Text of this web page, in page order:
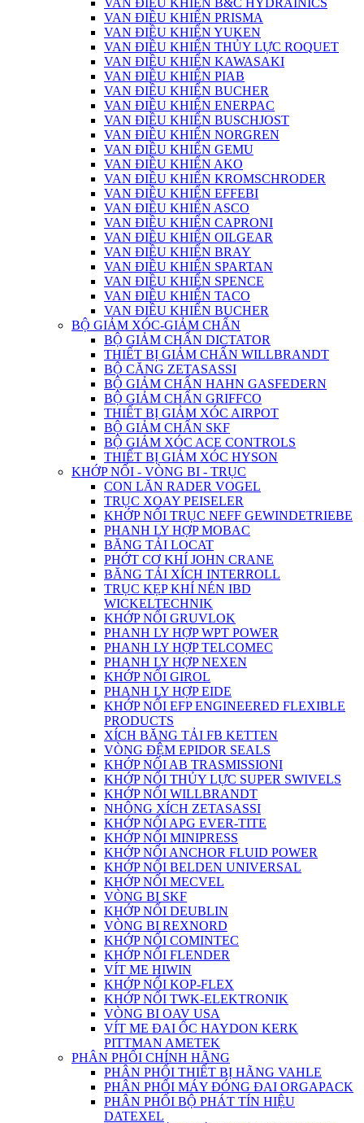
VAN ĐIỀU KHIỂN B&C HYDRAINICS
VAN ĐIỀU KHIỂN PRISMA
VAN ĐIỀU KHIỂN YUKEN
VAN ĐIỀU KHIỂN THỦY LỰC ROQUET
VAN ĐIỀU KHIỂN KAWASAKI
VAN ĐIỀU KHIỂN PIAB
VAN ĐIỀU KHIỂN BUCHER
VAN ĐIỀU KHIỂN ENERPAC
VAN ĐIỀU KHIỂN BUSCHJOST
VAN ĐIỀU KHIỂN NORGREN
VAN ĐIỀU KHIỂN GEMU
VAN ĐIỀU KHIỂN AKO
VAN ĐIỀU KHIỂN KROMSCHRODER
VAN ĐIỀU KHIỂN EFFEBI
VAN ĐIỀU KHIỂN ASCO
VAN ĐIỀU KHIỂN CAPRONI
VAN ĐIỀU KHIỂN OILGEAR
VAN ĐIỀU KHIỂN BRAY
VAN ĐIỀU KHIỂN SPARTAN
VAN ĐIỀU KHIỂN SPENCE
VAN ĐIỀU KHIỂN TACO
VAN ĐIỀU KHIỂN BUCHER
BỘ GIẢM XÓC-GIẢM CHẤN
BỘ GIẢM CHẤN DICTATOR
THIẾT BỊ GIẢM CHẤN WILLBRANDT
BỘ CĂNG ZETASASSI
BỘ GIẢM CHẤN HAHN GASFEDERN
BỘ GIẢM CHẤN GRIFFCO
THIẾT BỊ GIẢM XÓC AIRPOT
BỘ GIẢM CHẤN SKF
BỘ GIẢM XÓC ACE CONTROLS
THIẾT BỊ GIẢM XÓC HYSON
KHỚP NỐI - VÒNG BI - TRỤC
CON LĂN RADER VOGEL
TRỤC XOAY PEISELER
KHỚP NỐI TRỤC NEFF GEWINDETRIEBE
PHANH LY HỢP MOBAC
BĂNG TẢI LOCAT
PHỚT CƠ KHÍ JOHN CRANE
BĂNG TẢI XÍCH INTERROLL
TRỤC KẸP KHÍ NÉN IBD
WICKELTECHNIK
KHỚP NỐI GRUVLOK
PHANH LY HỢP WPT POWER
PHANH LY HỢP TELCOMEC
PHANH LY HỢP NEXEN
KHỚP NỐI GIROL
PHANH LY HỢP EIDE
KHỚP NỐI EFP ENGINEERED FLEXIBLE
PRODUCTS
XÍCH BĂNG TẢI FB KETTEN
VÒNG ĐỆM EPIDOR SEALS
KHỚP NỐI AB TRASMISSIONI
KHỚP NỐI THỦY LỰC SUPER SWIVELS
KHỚP NỐI WILLBRANDT
NHÔNG XÍCH ZETASASSI
KHỚP NỐI APG EVER-TITE
KHỚP NỐI MINIPRESS
KHỚP NỐI ANCHOR FLUID POWER
KHỚP NỐI BELDEN UNIVERSAL
KHỚP NỐI MECVEL
VÒNG BI SKF
KHỚP NỐI DEUBLIN
VÒNG BI REXNORD
KHỚP NỐI COMINTEC
KHỚP NỐI FLENDER
VÍT ME HIWIN
KHỚP NỐI KOP-FLEX
KHỚP NỐI TWK-ELEKTRONIK
VÒNG BI OAV USA
VÍT ME ĐAI ỐC HAYDON KERK
PITTMAN AMETEK
PHÂN PHỐI CHÍNH HÃNG
PHÂN PHỐI THIẾT BỊ HÃNG VAHLE
PHÂN PHỐI MÁY ĐÓNG ĐAI ORGAPACK
PHÂN PHỐI BỘ PHÁT TÍN HIỆU
DATEXEL